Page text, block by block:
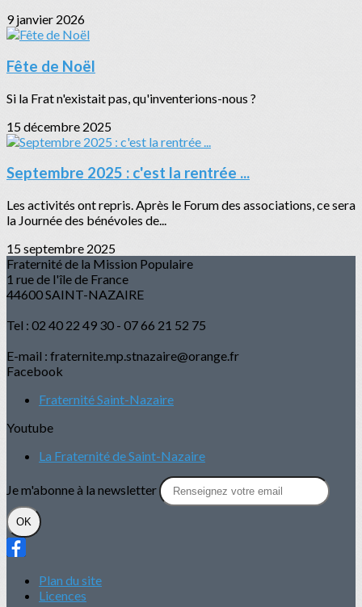
9 janvier 2026
Fête de Noël
Si la Frat n'existait pas, qu'inventerions-nous ?
15 décembre 2025
Septembre 2025 : c'est la rentrée ...
Les activités ont repris. Après le Forum des associations, ce sera
la Journée des bénévoles de...
15 septembre 2025
Fraternité de la Mission Populaire
1 rue de l'île de France
44600 SAINT-NAZAIRE
Tel : 02 40 22 49 30 - 07 66 21 52 75
E-mail : fraternite.mp.stnazaire@orange.fr
Facebook
Fraternité Saint-Nazaire
Youtube
La Fraternité de Saint-Nazaire
Je m'abonne à la newsletter
OK
Plan du site
Licences